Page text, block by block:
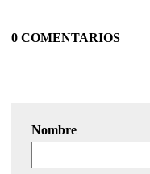
0 COMENTARIOS
Nombre